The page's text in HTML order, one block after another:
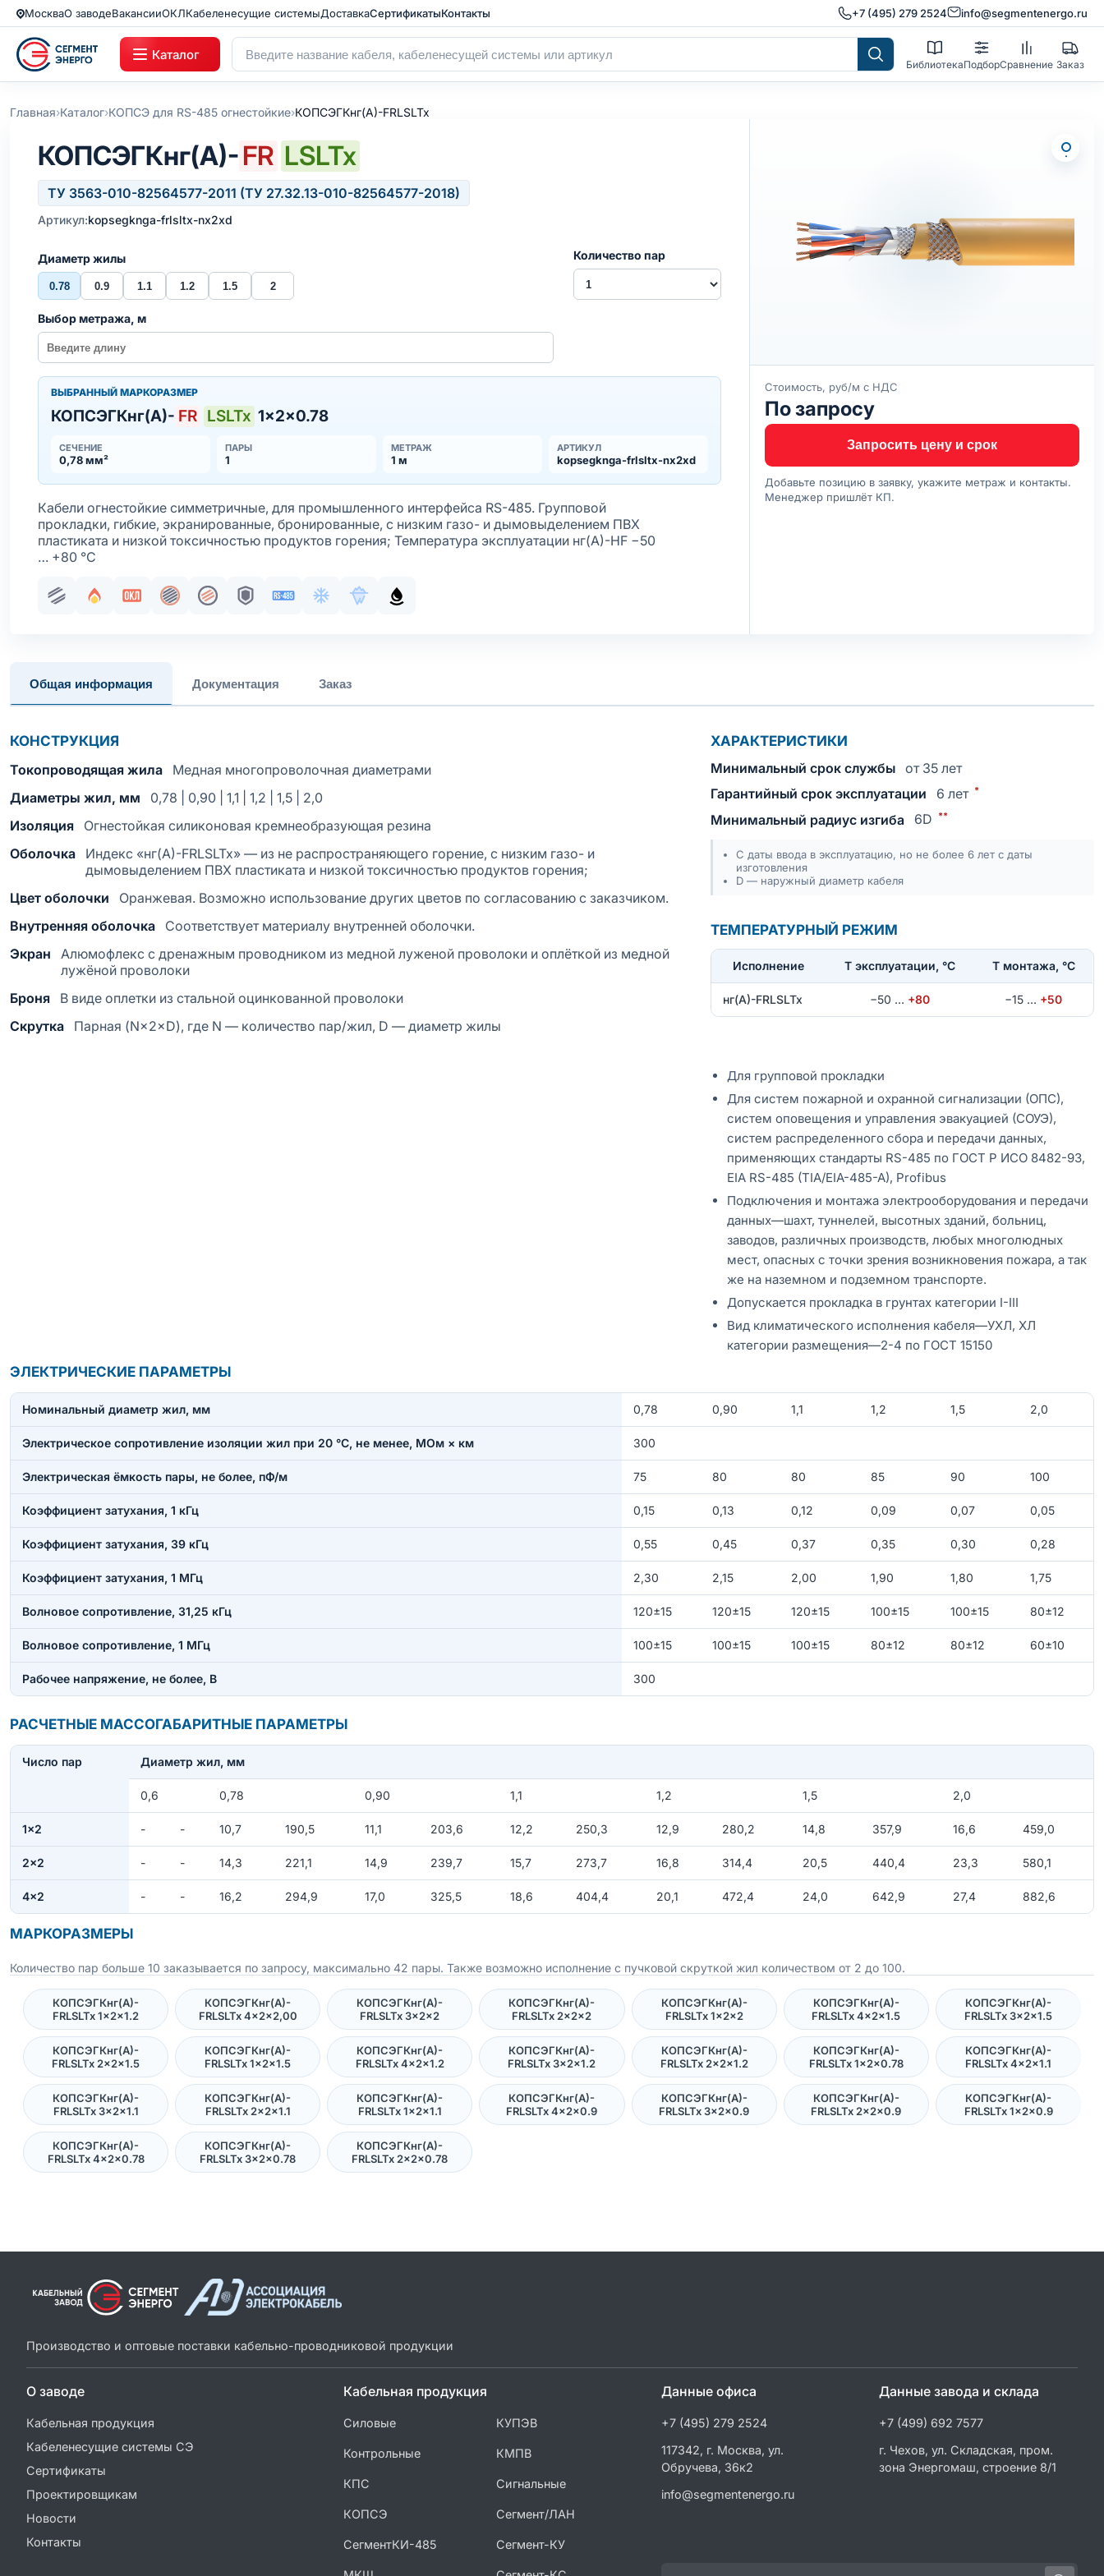
МоскваО заводеВакансииОКЛКабеленесущие системыДоставкаСертификатыКонтакты +7 (495) 279 2524 info@segmentenergo.ru
Каталог
БиблиотекаПодборСравнение Заказ
Главная›Каталог›КОПСЭ для RS-485 огнестойкие›КОПСЭГКнг(А)-FRLSLTx
КОПСЭГКнг(А)-FR LSLTx
ТУ 3563-010-82564577-2011 (ТУ 27.32.13-010-82564577-2018)
Артикул:kopsegknga-frlsltx-nx2xd
Стоимость, руб/м с НДС
По запросу
Запросить цену и срок
Добавьте позицию в заявку, укажите метраж и контакты.
Менеджер пришлёт КП.
Диаметр жилы
0.78 0.9 1.1 1.2 1.5 2
Количество пар
Выбор метража, м
ВЫБРАННЫЙ МАРКОРАЗМЕР
КОПСЭГКнг(А)- FR LSLTx 1×2×0.78
СЕЧЕНИЕ
0,78 мм²
ПАРЫ
1
МЕТРАЖ
1 м
АРТИКУЛ
kopsegknga-frlsltx-nx2xd
Кабели огнестойкие симметричные, для промышленного интерфейса RS-485. Групповой
прокладки, гибкие, экранированные, бронированные, с низким газо- и дымовыделением ПВХ
пластиката и низкой токсичностью продуктов горения; Температура эксплуатации нг(А)-HF −50
… +80 °С
Парная скрутка
Огнестойкость
Сертификация в составе ОКЛ
Общий экран
Жила медная многопроволочная
БроняИнтерфейс RS-485
Хладостойкое исполнение оболочки
Морозостойкое исполнение оболочки
Маслобензостойкое исполнение оболочки
Общая информация Документация Заказ
КОНСТРУКЦИЯ
Токопроводящая жила
Медная многопроволочная диаметрами
Диаметры жил, мм
0,78 | 0,90 | 1,1 | 1,2 | 1,5 | 2,0
Изоляция
Огнестойкая силиконовая кремнеобразующая резина
Оболочка
Индекс «нг(А)-FRLSLTx» — из не распространяющего горение, с низким газо- и
дымовыделением ПВХ пластиката и низкой токсичностью продуктов горения;
Цвет оболочки
Оранжевая. Возможно использование других цветов по согласованию с заказчиком.
Внутренняя оболочка
Соответствует материалу внутренней оболочки.
Экран
Алюмофлекс с дренажным проводником из медной луженой проволоки и оплёткой из медной
лужёной проволоки
Броня
В виде оплетки из стальной оцинкованной проволоки
Скрутка
Парная (N×2×D), где N — количество пар/жил, D — диаметр жилы
ХАРАКТЕРИСТИКИ
Минимальный срок службы
от 35 лет
Гарантийный срок эксплуатации
6 лет *
Минимальный радиус изгиба 6D **
С даты ввода в эксплуатацию, но не более 6 лет с даты
изготовления
D — наружный диаметр кабеля
ТЕМПЕРАТУРНЫЙ РЕЖИМ
Исполнение T эксплуатации, °С Т монтажа, °С
нг(А)-FRLSLTx −50 … +80 −15 … +50
Для групповой прокладки
Для систем пожарной и охранной сигнализации (ОПС),
систем оповещения и управления эвакуацией (СОУЭ),
систем распределенного сбора и передачи данных,
применяющих стандарты RS-485 по ГОСТ Р ИСО 8482-93,
EIA RS-485 (TIA/EIA-485-A), Profibus
Подключения и монтажа электрооборудования и передачи
данных—шахт, туннелей, высотных зданий, больниц,
заводов, различных производств, любых многолюдных
мест, опасных с точки зрения возникновения пожара, а так
же на наземном и подземном транспорте.
Допускается прокладка в грунтах категории I-III
Вид климатического исполнения кабеля—УХЛ, ХЛ
категории размещения—2-4 по ГОСТ 15150
ЭЛЕКТРИЧЕСКИЕ ПАРАМЕТРЫ
Номинальный диаметр жил, мм 0,78 0,90 1,1 1,2 1,5 2,0
Электрическое сопротивление изоляции жил при 20 °C, не менее, МОм × км 300
Электрическая ёмкость пары, не более, пФ/м 75 80 80 85 90 100
Коэффициент затухания, 1 кГц 0,15 0,13 0,12 0,09 0,07 0,05
Коэффициент затухания, 39 кГц 0,55 0,45 0,37 0,35 0,30 0,28
Коэффициент затухания, 1 МГц 2,30 2,15 2,00 1,90 1,80 1,75
Волновое сопротивление, 31,25 кГц 120±15 120±15 120±15 100±15 100±15 80±12
Волновое сопротивление, 1 МГц 100±15 100±15 100±15 80±12 80±12 60±10
Рабочее напряжение, не более, В 300
РАСЧЕТНЫЕ МАССОГАБАРИТНЫЕ ПАРАМЕТРЫ
Число пар Диаметр жил, мм
0,6 0,78 0,90 1,1 1,2 1,5 2,0
1×2 - - 10,7 190,5 11,1 203,6 12,2 250,3 12,9 280,2 14,8 357,9 16,6 459,0
2×2 - - 14,3 221,1 14,9 239,7 15,7 273,7 16,8 314,4 20,5 440,4 23,3 580,1
4×2 - - 16,2 294,9 17,0 325,5 18,6 404,4 20,1 472,4 24,0 642,9 27,4 882,6
МАРКОРАЗМЕРЫ
Количество пар больше 10 заказывается по запросу, максимально 42 пары. Также возможно исполнение с пучковой скруткой жил количеством от 2 до 100.
КОПСЭГКнг(А)-
FRLSLTx 1×2×1.2
КОПСЭГКнг(А)-
FRLSLTx 4×2×2,00
КОПСЭГКнг(А)-
FRLSLTx 3×2×2
КОПСЭГКнг(А)-
FRLSLTx 2×2×2
КОПСЭГКнг(А)-
FRLSLTx 1×2×2
КОПСЭГКнг(А)-
FRLSLTx 4×2×1.5
КОПСЭГКнг(А)-
FRLSLTx 3×2×1.5
КОПСЭГКнг(А)-
FRLSLTx 2×2×1.5
КОПСЭГКнг(А)-
FRLSLTx 1×2×1.5
КОПСЭГКнг(А)-
FRLSLTx 4×2×1.2
КОПСЭГКнг(А)-
FRLSLTx 3×2×1.2
КОПСЭГКнг(А)-
FRLSLTx 2×2×1.2
КОПСЭГКнг(А)-
FRLSLTx 1×2×0.78
КОПСЭГКнг(А)-
FRLSLTx 4×2×1.1
КОПСЭГКнг(А)-
FRLSLTx 3×2×1.1
КОПСЭГКнг(А)-
FRLSLTx 2×2×1.1
КОПСЭГКнг(А)-
FRLSLTx 1×2×1.1
КОПСЭГКнг(А)-
FRLSLTx 4×2×0.9
КОПСЭГКнг(А)-
FRLSLTx 3×2×0.9
КОПСЭГКнг(А)-
FRLSLTx 2×2×0.9
КОПСЭГКнг(А)-
FRLSLTx 1×2×0.9
КОПСЭГКнг(А)-
FRLSLTx 4×2×0.78
КОПСЭГКнг(А)-
FRLSLTx 3×2×0.78
КОПСЭГКнг(А)-
FRLSLTx 2×2×0.78
Производство и оптовые поставки кабельно-проводниковой продукции
О заводе
Кабельная продукция
Кабеленесущие системы СЭ
Сертификаты
Проектировщикам
Новости
Контакты
Кабельная продукция
Силовые КУПЭВ
Контрольные КМПВ
КПС Сигнальные
КОПСЭ Сегмент/ЛАН
СегментКИ-485 Сегмент-КУ
Данные офиса
+7 (495) 279 2524
117342, г. Москва, ул.
Обручева, 36к2
info@segmentenergo.ru
Данные завода и склада
+7 (499) 692 7577
г. Чехов, ул. Складская, пром.
зона Энергомаш, строение 8/1